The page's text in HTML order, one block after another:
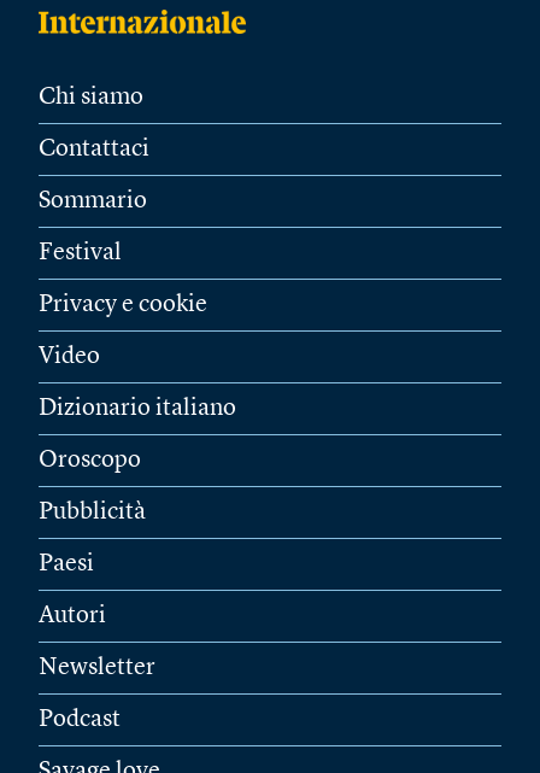
Chi siamo
Contattaci
Sommario
Festival
Privacy e cookie
Video
Dizionario italiano
Oroscopo
Pubblicità
Paesi
Autori
Newsletter
Podcast